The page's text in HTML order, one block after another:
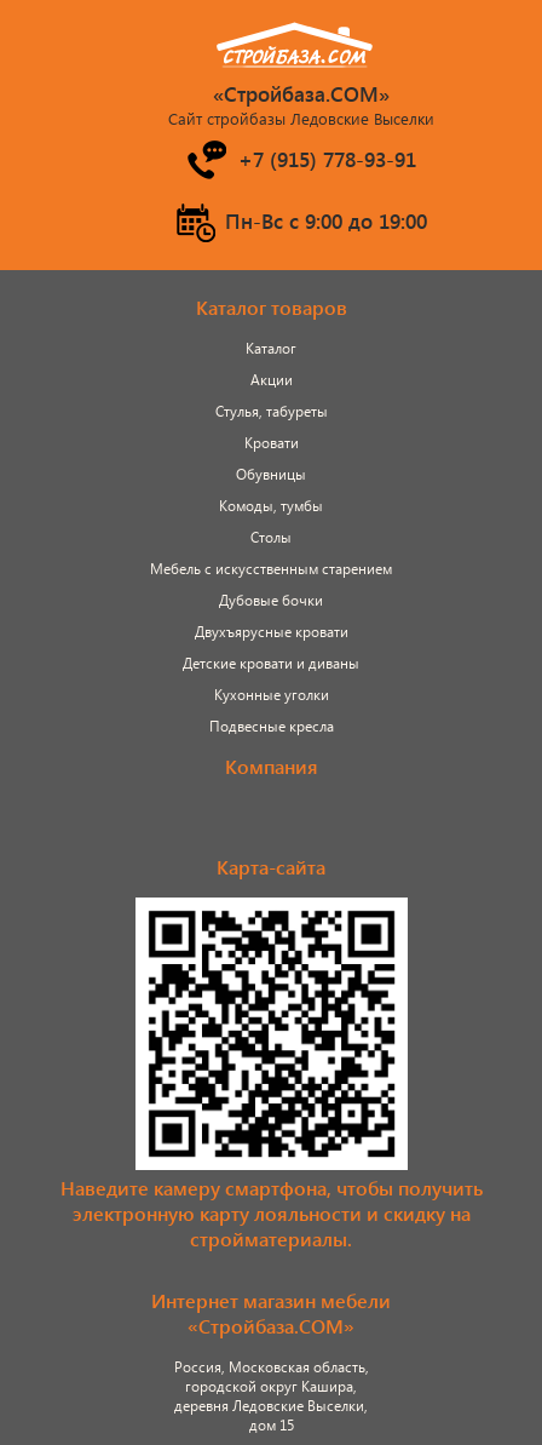
«Стройбаза.COM»
Сайт стройбазы Ледовские Выселки
+7 (915) 778-93-91
Пн-Вс c 9:00 до 19:00
Каталог товаров
Каталог
Акции
Стулья, табуреты
Кровати
Обувницы
Комоды, тумбы
Столы
Мебель с искусственным старением
Дубовые бочки
Двухъярусные кровати
Детские кровати и диваны
Кухонные уголки
Подвесные кресла
Компания
Карта-сайта
Наведите камеру смартфона, чтобы получить
электронную карту лояльности и скидку на
стройматериалы.
Интернет магазин мебели
«Стройбаза.COM»
Россия, Московская область,
городской округ Кашира,
деревня Ледовские Выселки,
дом 15